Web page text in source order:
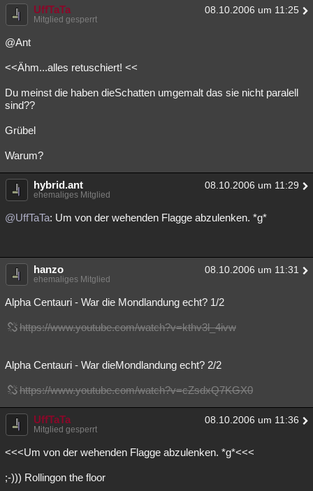
UffTaTa 08.10.2006 um 11:25
Mitglied gesperrt
@Ant
<<Ähm...alles retuschiert! <<
Du meinst die haben dieSchatten umgemalt das sie nicht paralell
sind??
Grübel
Warum?
hybrid.ant 08.10.2006 um 11:29
ehemaliges Mitglied
@UffTaTa: Um von der wehenden Flagge abzulenken. *g*
hanzo 08.10.2006 um 11:31
ehemaliges Mitglied
Alpha Centauri - War die Mondlandung echt? 1/2
https://www.youtube.com/watch?v=kthv3l_4ivw
Alpha Centauri - War dieMondlandung echt? 2/2
https://www.youtube.com/watch?v=cZsdxQ7KGX0
UffTaTa 08.10.2006 um 11:36
Mitglied gesperrt
<<<Um von der wehenden Flagge abzulenken. *g*<<<
;-))) Rollingon the floor